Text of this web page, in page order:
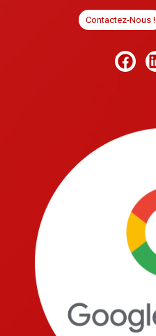
Contactez-Nous !